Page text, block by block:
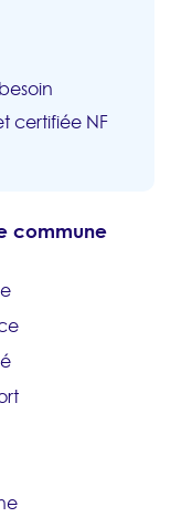
certifiée NF
commune